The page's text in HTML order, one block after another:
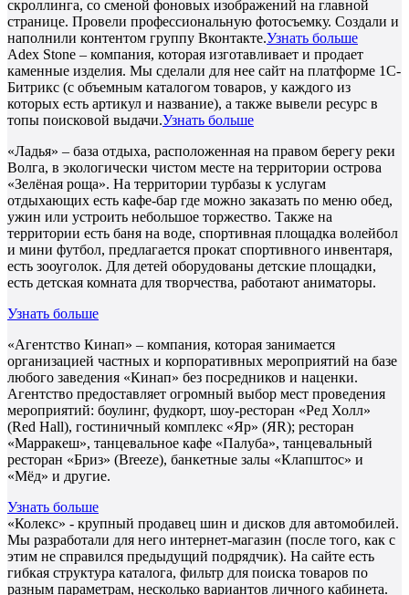
скроллинга, со сменой фоновых изображений на главной
странице. Провели профессиональную фотосъемку. Создали и
наполнили контентом группу Вконтакте.Узнать больше
Adex Stone – компания, которая изготавливает и продает
каменные изделия. Мы сделали для нее сайт на платформе 1С-
Битрикс (с объемным каталогом товаров, у каждого из
которых есть артикул и название), а также вывели ресурс в
топы поисковой выдачи.Узнать больше
«Ладья» – база отдыха, расположенная на правом берегу реки
Волга, в экологически чистом месте на территории острова
«Зелёная роща». На территории турбазы к услугам
отдыхающих есть кафе-бар где можно заказать по меню обед,
ужин или устроить небольшое торжество. Также на
территории есть баня на воде, спортивная площадка волейбол
и мини футбол, предлагается прокат спортивного инвентаря,
есть зооуголок. Для детей оборудованы детские площадки,
есть детская комната для творчества, работают аниматоры.
Узнать больше
«Агентство Кинап» – компания, которая занимается
организацией частных и корпоративных мероприятий на базе
любого заведения «Кинап» без посредников и наценки.
Агентство предоставляет огромный выбор мест проведения
мероприятий: боулинг, фудкорт, шоу-ресторан «Ред Холл»
(Red Hall), гостиничный комплекс «Яр» (ЯR); ресторан
«Марракеш», танцевальное кафе «Палуба», танцевальный
ресторан «Бриз» (Breeze), банкетные залы «Клапштос» и
«Мёд» и другие.
Узнать больше
«Колекс» - крупный продавец шин и дисков для автомобилей.
Мы разработали для него интернет-магазин (после того, как с
этим не справился предыдущий подрядчик). На сайте есть
гибкая структура каталога, фильтр для поиска товаров по
разным параметрам, несколько вариантов личного кабинета.